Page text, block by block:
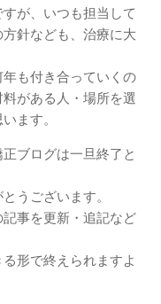
が、いつも担当して
針なども、治療に大
も付き合っていくの
がある人・場所を選
ます。
ブログは一旦終了と
うございます。
事を更新・追記など
形で終えられますよ